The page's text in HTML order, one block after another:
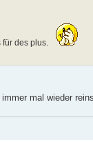
für des plus.
mal wieder